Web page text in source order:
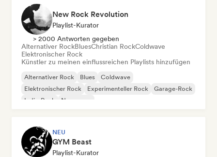
New Rock Revolution
Playlist-Kurator
> 2000 Antworten gegeben
Alternativer RockBluesChristian RockColdwave
Elektronischer Rock
Künstler zu meinen einflussreichen Playlists hinzufügen
Alternativer Rock Blues
Coldwave
Elektronischer Rock
Experimenteller Rock
Garage-Rock
Indie-Rock
New wave
NEU
GYM Beast
Playlist-Kurator